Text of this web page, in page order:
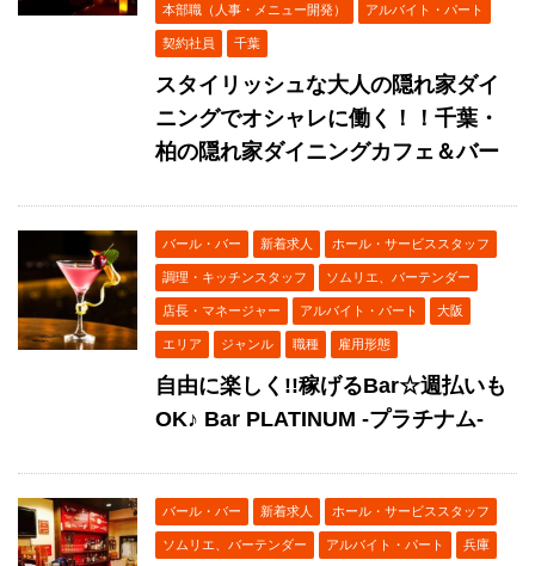
本部職（人事・メニュー開発） アルバイト・パート
契約社員 千葉
スタイリッシュな大人の隠れ家ダイ
ニングでオシャレに働く！！千葉・
柏の隠れ家ダイニングカフェ＆バー
バール・バー 新着求人 ホール・サービススタッフ
調理・キッチンスタッフ ソムリエ、バーテンダー
店長・マネージャー アルバイト・パート 大阪
エリア ジャンル 職種 雇用形態
自由に楽しく!!稼げるBar☆週払いも
OK♪ Bar PLATINUM -プラチナム-
バール・バー 新着求人 ホール・サービススタッフ
ソムリエ、バーテンダー アルバイト・パート 兵庫